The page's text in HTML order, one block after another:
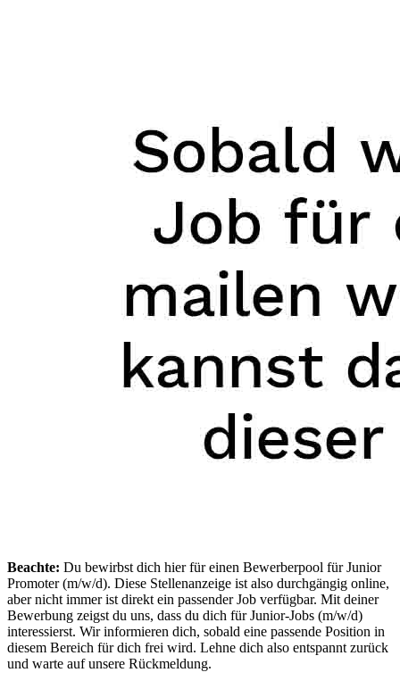
Beachte: Du bewirbst dich hier für einen Bewerberpool für Junior
Promoter (m/w/d). Diese Stellenanzeige ist also durchgängig online,
aber nicht immer ist direkt ein passender Job verfügbar. Mit deiner
Bewerbung zeigst du uns, dass du dich für Junior-Jobs (m/w/d)
interessierst. Wir informieren dich, sobald eine passende Position in
diesem Bereich für dich frei wird. Lehne dich also entspannt zurück
und warte auf unsere Rückmeldung.